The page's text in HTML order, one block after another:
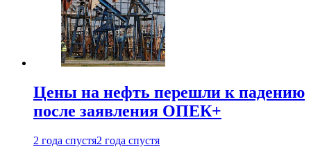
Цены на нефть перешли к падению
после заявления ОПЕК+
2 года спустя2 года спустя